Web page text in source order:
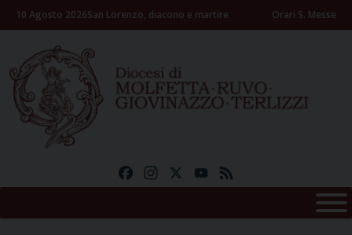
Skip10 Agosto 2026San Lorenzo, diacono e martire Orari S. Messe
FacebookInstagramYouTube